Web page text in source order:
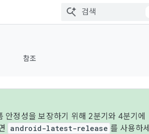
참조
정성을 보장하기 위해 2분기와 4분기에
android-latest-release 를 사용하세